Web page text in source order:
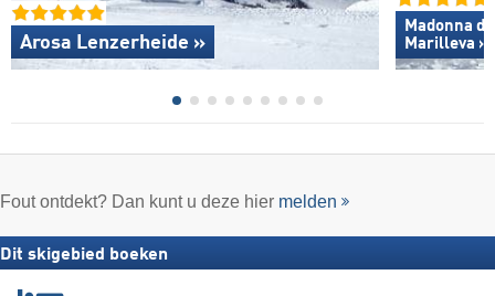
Arosa Lenzerheide »
Madonna
Marilleva »
Fout ontdekt? Dan kunt u deze hier melden
Dit skigebied boeken